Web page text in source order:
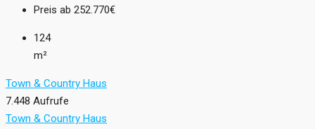
Preis ab 252.770€
124
m²
Town & Country Haus
7.448 Aufrufe
Town & Country Haus